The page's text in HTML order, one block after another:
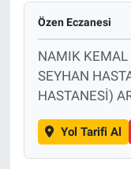
Özen Eczanesi
NAMIK KEMAL
SEYHAN
HASTANESİ)
Yol Tarifi Al